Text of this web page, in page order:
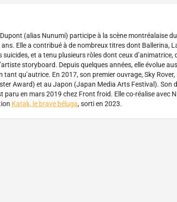
(alias Nunumi) participe à la scène montréalaise
Elle a contribué à de nombreux titres dont Ballerina,
suicides, et a tenu plusieurs rôles dont ceux d’animatrice,
storyboard. Depuis quelques années, elle évolue
tant qu’autrice. En 2017, son premier ouvrage, Sky Rover,
Award) et au Japon (Japan Media Arts Festival). Son
paru en mars 2019 chez Front froid. Elle co-réalise avec
Katak, le brave béluga, sorti en 2023.